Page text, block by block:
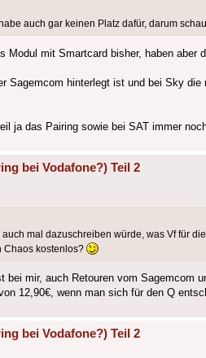
auch gar keinen Platz dafür, darum
mit Smartcard bisher, haben
Sagemcom hinterlegt ist und bei Sky
ja das Pairing sowie bei SAT immer
bei Vodafone?) Teil 2
mal dazuschreiben würde, was Vf für
Chaos kostenlos?
mir, auch Retouren vom Sagemcom
12,90€, wenn man sich für den Q
bei Vodafone?) Teil 2